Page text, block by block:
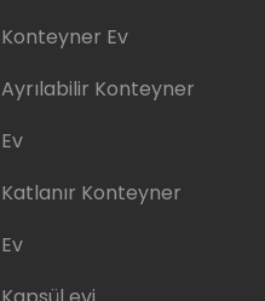
Konteyner Ev
Ayrılabilir Konteyner
Ev
Katlanır Konteyner
Ev